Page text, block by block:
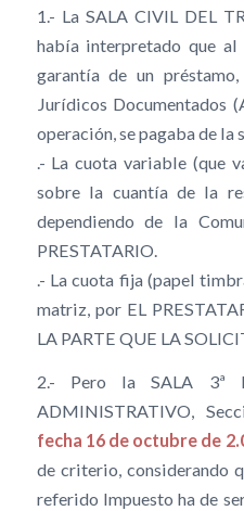
1.- La SALA CIVIL DEL
había interpretado que
garantía de un
Jurídicos Documentados
operación, se pagaba de la
.- La cuota variable (que
sobre la cuantía de la
dependiendo de la
PRESTATARIO.
.- La cuota fija (papel
matriz, por EL
LA PARTE QUE LA
2.- Pero la SALA 3ª
ADMINISTRATIVO,
fecha 16 de octubre de
de criterio, considerando
referido Impuesto ha de